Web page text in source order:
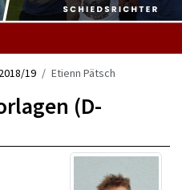
2018/19 Etienn Pätsch
(D-